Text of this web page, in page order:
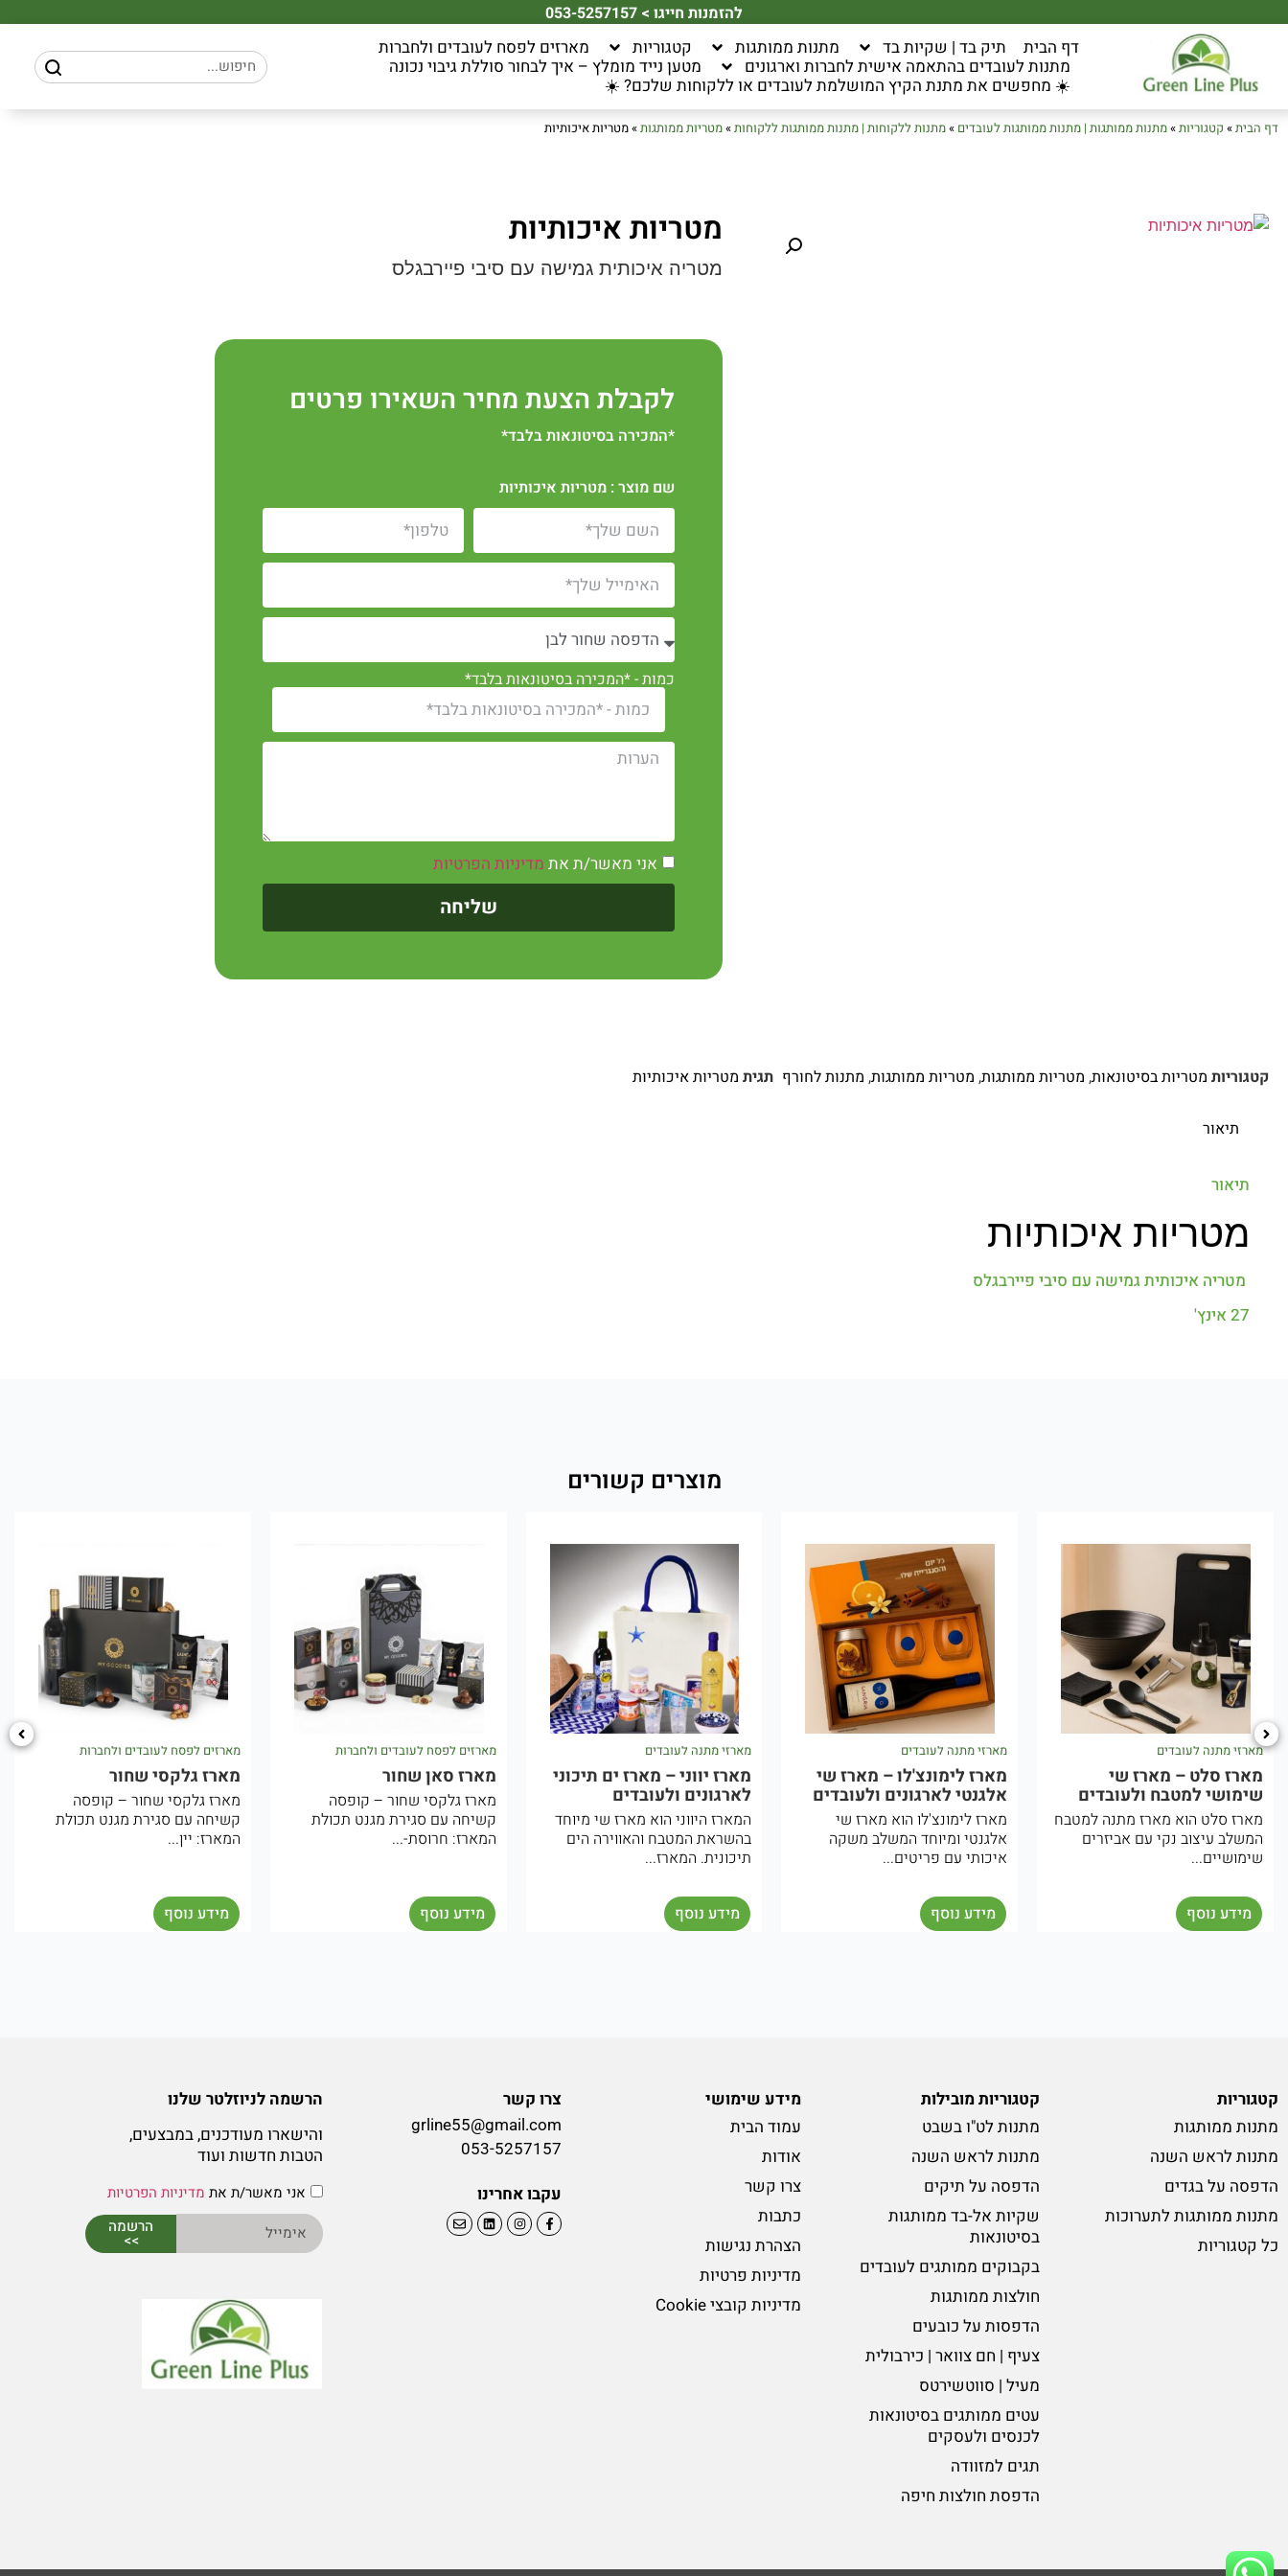
להזמנות חייגו > 053-5257157
דף הבית תיק בד | שקיות בד מתנות ממותגות קטגוריות
מארזים לפסח לעובדים ולחברות
מתנות לעובדים בהתאמה אישית לחברות וארגונים
מטען נייד מומלץ – איך לבחור סוללת גיבוי נכונה
☀️ מחפשים את מתנת הקיץ המושלמת לעובדים או ללקוחות שלכם? ☀️
דף הבית» קטגוריות»מתנות ממותגות | מתנות ממותגות לעובדים »מתנות ללקוחות | מתנות ממותגות ללקוחות»מטריות ממותגות»מטריות איכותיות
מטריות איכותיות
מטריה איכותית גמישה עם סיבי פיירבגלס
לקבלת הצעת מחיר השאירו פרטים
*המכירה בסיטונאות בלבד*
שם מוצר : מטריות איכותיות
כמות - *המכירה בסיטונאות בלבד*
אני מאשר/ת את מדיניות הפרטיות
שליחה
קטגוריות מטריות בסיטונאות, מטריות ממותגות, מטריות ממותגות, מתנות לחורף תגית מטריות איכותיות
תיאור
תיאור
מטריות איכותיות
מטריה איכותית גמישה עם סיבי פיירבגלס
27 אינץ'
מוצרים קשורים
מארזי מתנה לעובדים
מארז סלט – מארז שי
שימושי למטבח ולעובדים
מארז סלט הוא מארז מתנה למטבח
המשלב עיצוב נקי עם אביזרים
שימושיים...
מידע נוסף
מארזי מתנה לעובדים
מארז לימונצ'לו – מארז שי
אלגנטי לארגונים ולעובדים
מארז לימונצ'לו הוא מארז שי
אלגנטי ומיוחד המשלב משקה
איכותי עם פריטים...
מידע נוסף
מארזי מתנה לעובדים
מארז יווני – מארז ים תיכוני
לארגונים ולעובדים
המארז היווני הוא מארז שי מיוחד
בהשראת המטבח והאווירה הים
תיכונית. המארז...
מידע נוסף
מארזים לפסח לעובדים ולחברות
מארז סאן שחור
מארז גלקסי שחור – קופסה
קשיחה עם סגירת מגנט תכולת
המארז: חרוסת-...
מידע נוסף
מארזים לפסח לעובדים ולחברות
מארז גלקסי שחור
מארז גלקסי שחור – קופסה
קשיחה עם סגירת מגנט תכולת
המארז: יין...
מידע נוסף
קטגוריות
מתנות ממותגות
מתנות לראש השנה
הדפסה על בגדים
מתנות ממותגות לתערוכות
כל קטגוריות
קטגוריות מובילות
מתנות לט"ו בשבט
מתנות לראש השנה
הדפסה על תיקים
שקיות אל-בד ממותגות
בסיטונאות
בקבוקים ממותגים לעובדים
חולצות ממותגות
הדפסות על כובעים
צעיף | חם צוואר | כירבולית
מעיל | סווטשירטס
עטים ממותגים בסיטונאות
לכנסים ולעסקים
תגים למזוודה
הדפסת חולצות חיפה
מידע שימושי
עמוד הבית
אודות
צרו קשר
כתבות
הצהרת נגישות
מדיניות פרטיות
מדיניות קובצי Cookie
צרו קשר
grline55@gmail.com
053-5257157
עקבו אחרינו
הרשמה לניוזלטר שלנו
והישארו מעודכנים, במבצעים,
הטבות חדשות ועוד
אני מאשר/ת את מדיניות הפרטיות
הרשמה
>>